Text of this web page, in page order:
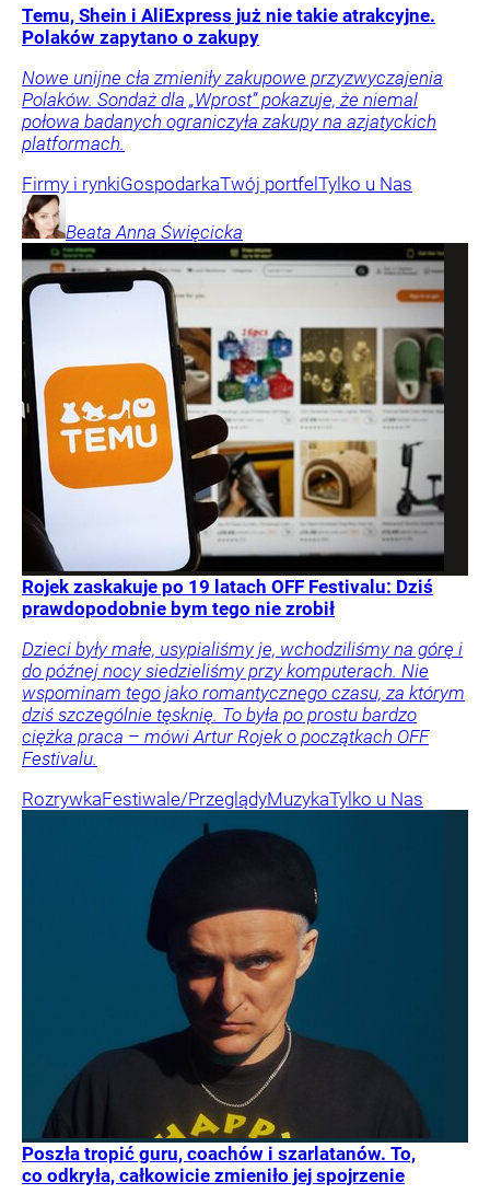
Temu, Shein i AliExpress już nie takie atrakcyjne.
Polaków zapytano o zakupy
Nowe unijne cła zmieniły zakupowe przyzwyczajenia
Polaków. Sondaż dla „Wprost” pokazuje, że niemal
połowa badanych ograniczyła zakupy na azjatyckich
platformach.
Firmy i rynkiGospodarkaTwój portfelTylko u Nas
Beata Anna Święcicka
Rojek zaskakuje po 19 latach OFF Festivalu: Dziś
prawdopodobnie bym tego nie zrobił
Dzieci były małe, usypialiśmy je, wchodziliśmy na górę i
do późnej nocy siedzieliśmy przy komputerach. Nie
wspominam tego jako romantycznego czasu, za którym
dziś szczególnie tęsknię. To była po prostu bardzo
ciężka praca – mówi Artur Rojek o początkach OFF
Festivalu.
RozrywkaFestiwale/PrzeglądyMuzykaTylko u Nas
Poszła tropić guru, coachów i szarlatanów. To,
co odkryła, całkowicie zmieniło jej spojrzenie